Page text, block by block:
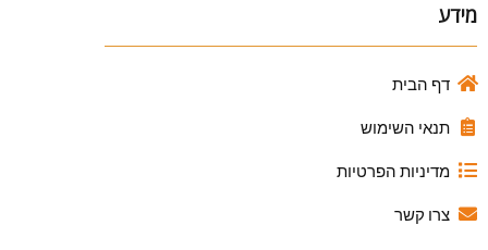
מידע
דף הבית
תנאי השימוש
מדיניות הפרטיות
צרו קשר